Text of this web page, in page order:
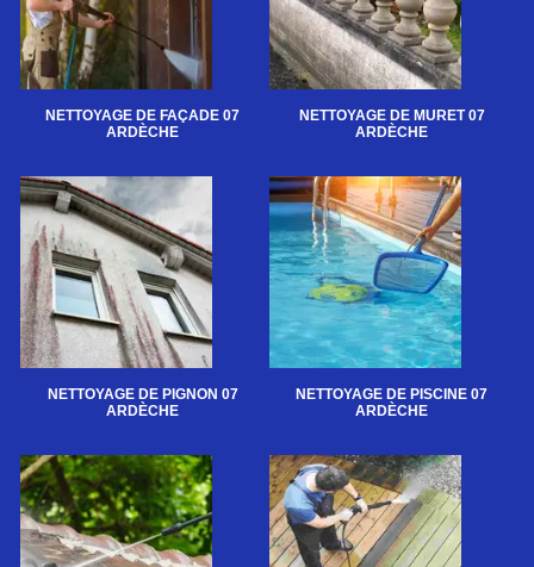
NETTOYAGE DE FAÇADE 07
ARDÈCHE
NETTOYAGE DE MURET 07
ARDÈCHE
NETTOYAGE DE PIGNON 07
ARDÈCHE
NETTOYAGE DE PISCINE 07
ARDÈCHE